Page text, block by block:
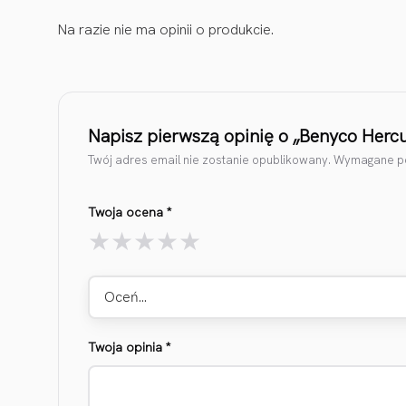
Na razie nie ma opinii o produkcie.
Napisz pierwszą opinię o „Benyco
Twój adres email nie zostanie opublikowany. Wymagane
Twoja ocena *
Oceń…
Twoja opinia *